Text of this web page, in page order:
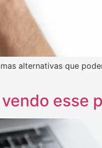
alternativas que
esse